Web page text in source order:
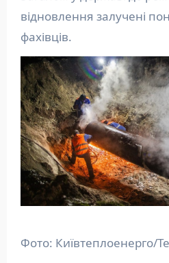
відновлення залучені
фахівців.
Фото: Київтеплоенерго/